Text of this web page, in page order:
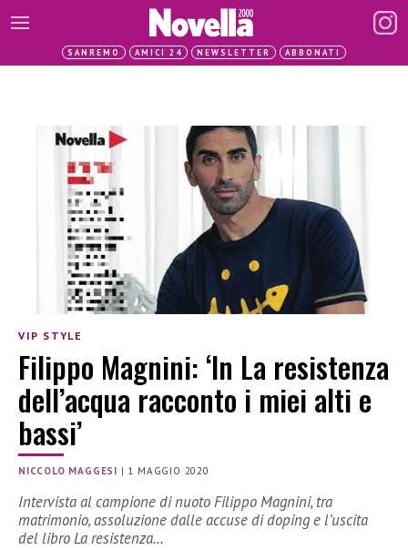
SANREMO AMICI 24 NEWSLETTER ABBONATI
VIP STYLE
Filippo Magnini: ‘In La resistenza
dell’acqua racconto i miei alti e
bassi’
NICCOLO MAGGESI | 1 MAGGIO 2020
Intervista al campione di nuoto Filippo Magnini, tra
matrimonio, assoluzione dalle accuse di doping e l’uscita
del libro La resistenza…